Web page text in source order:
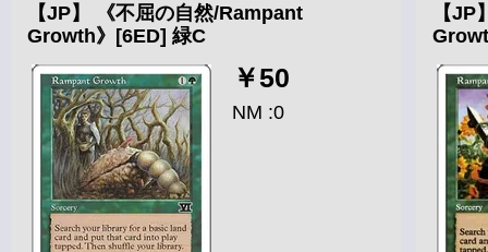
【JP】 《不屈の自然/Rampant
Growth》[6ED] 緑C
￥50
NM :0
【